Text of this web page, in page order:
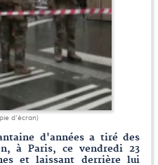
d'écran)
d'années a tiré des
à Paris, ce vendredi 23
et laissant derrière lui